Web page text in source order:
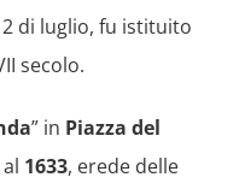
di luglio, fu istituito
secolo.
” in Piazza del
1633, erede delle